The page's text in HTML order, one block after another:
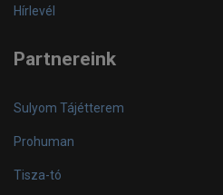
Hírlevél
Partnereink
Sulyom Tájétterem
Prohuman
Tisza-tó